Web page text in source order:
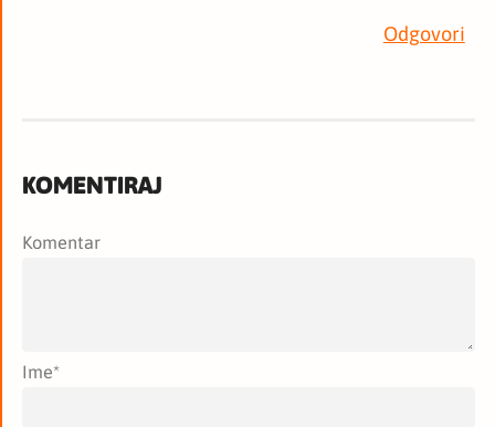
Odgovori
KOMENTIRAJ
Komentar
Ime*